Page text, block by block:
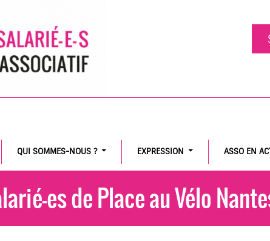
QUI SOMMES-NOUS ? EXPRESSION ASSO EN
es de Place au Vélo